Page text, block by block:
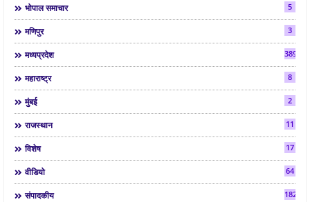
भोपाल समाचार 5
मणिपुर 3
मध्यप्रदेश 3892
महाराष्ट्र 8
मुंबई 2
राजस्थान 11
विशेष 17
वीडियो 64
संपादकीय 182